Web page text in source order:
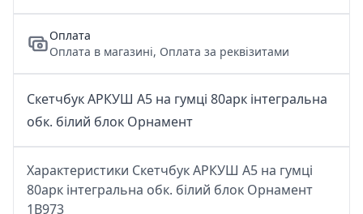
Оплата
Оплата в магазині, Оплата за реквізитами
Скетчбук АРКУШ А5 на гумці 80арк інтегральна
обк. білий блок Орнамент
Характеристики Скетчбук АРКУШ А5 на гумці
80арк інтегральна обк. білий блок Орнамент
1B973